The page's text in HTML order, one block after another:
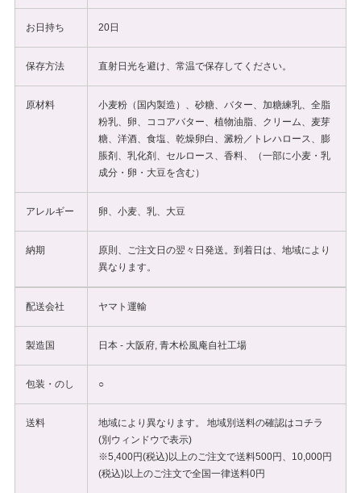
お日持ち 20日
保存方法 直射日光を避け、常温で保存してください。
原材料
小麦粉（国内製造）、砂糖、バター、加糖練乳、全脂
粉乳、卵、ココアバター、植物油脂、クリーム、麦芽
糖、洋酒、食塩、乾燥卵白、澱粉／トレハロース、膨
脹剤、乳化剤、セルロース、香料、（一部に小麦・乳
成分・卵・大豆を含む）
アレルギー 卵、小麦、乳、大豆
納期
原則、ご注文日の翌々日発送。到着日は、地域により
異なります。
配送会社 ヤマト運輸
製造国 日本 - 大阪府, 青木松風庵自社工場
包装・のし ○
送料 地域により異なります。 地域別送料の確認はコチラ
(別ウィンドウで表示)
※5,400円(税込)以上のご注文で送料500円、10,000円
(税込)以上のご注文で全国一律送料0円